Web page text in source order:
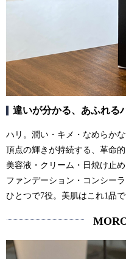
違いが分かる、あふれる
ハリ。潤い・キメ・なめらか
頂点の輝きが持続する、革命
美容液・クリーム・日焼け止
ファンデーション・コンシー
ひとつで7役。美肌はこれ1品